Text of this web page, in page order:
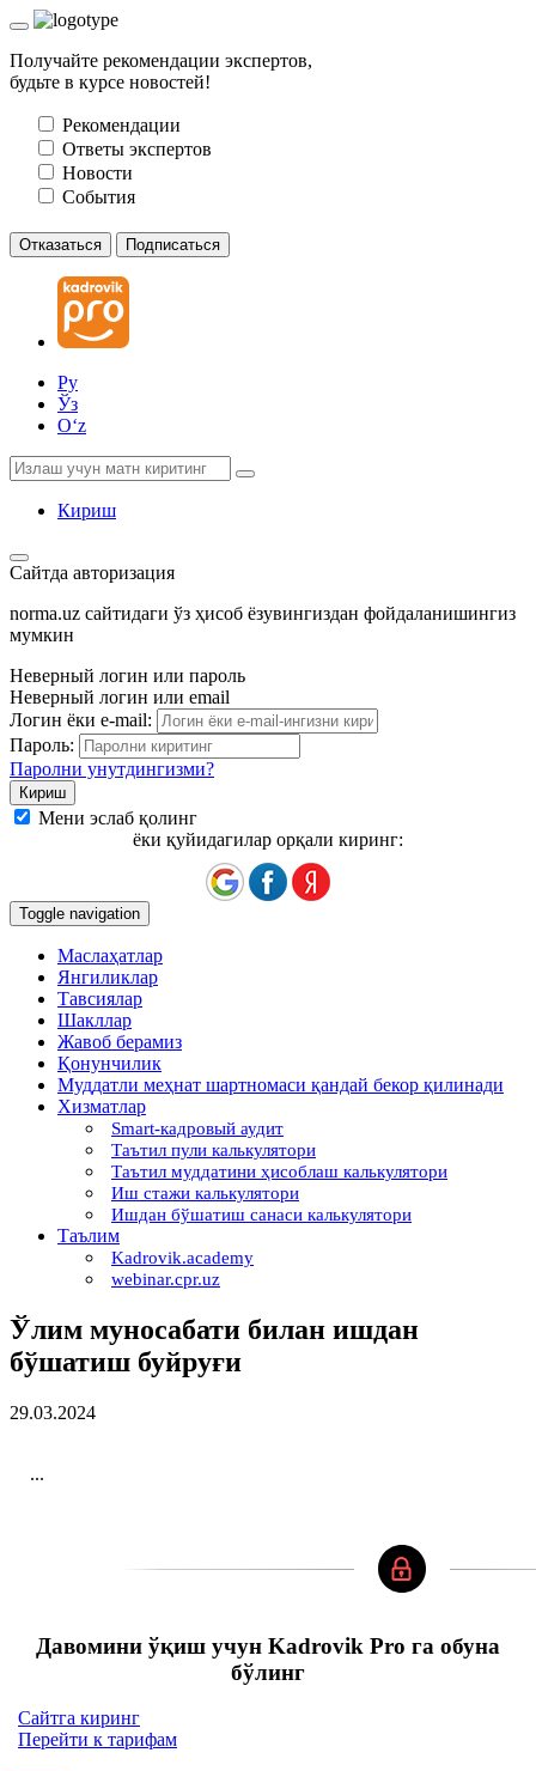
Получайте рекомендации экспертов,
будьте в курсе новостей!
Рекомендации
Ответы экспертов
Новости
События
Отказаться Подписаться
Ру
Ўз
Oʻz
Кириш
Сайтда авторизация
norma.uz сайтидаги ўз ҳисоб ёзувингиздан фойдаланишингиз
мумкин
Неверный логин или пароль
Неверный логин или email
Логин ёки e-mail:
Пароль:
Паролни унутдингизми?
Мени эслаб қолинг
ёки қуйидагилар орқали киринг:
Toggle navigation
Маслаҳатлар
Янгиликлар
Тавсиялар
Шакллар
Жавоб берамиз
Қонунчилик
Муддатли меҳнат шартномаси қандай бекор қилинади
Хизматлар
Smart-кадровый аудит
Таътил пули калькулятори
Таътил муддатини ҳисоблаш калькулятори
Иш стажи калькулятори
Ишдан бўшатиш санаси калькулятори
Таълим
Kadrovik.academy
webinar.cpr.uz
Ўлим муносабати билан ишдан
бўшатиш буйруғи
29.03.2024
...
Давомини ўқиш учун Kadrovik Pro га обуна
бўлинг
Сайтга киринг
Перейти к тарифам